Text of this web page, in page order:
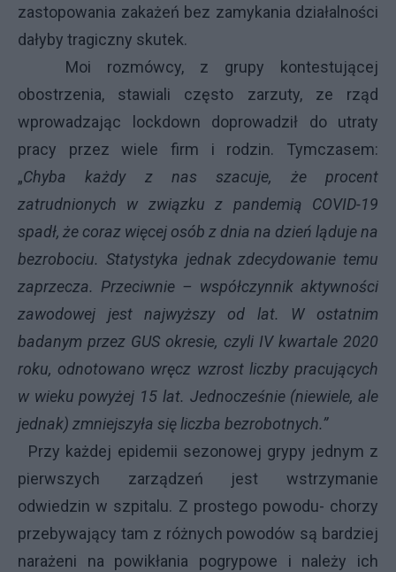
zastopowania zakażeń bez zamykania działalności
dałyby tragiczny skutek.
Moi rozmówcy, z grupy kontestującej
obostrzenia, stawiali często zarzuty, ze rząd
wprowadzając lockdown doprowadził do utraty
pracy przez wiele firm i rodzin. Tymczasem:
„Chyba każdy z nas szacuje, że procent
zatrudnionych w związku z pandemią COVID-19
spadł, że coraz więcej osób z dnia na dzień ląduje na
bezrobociu. Statystyka jednak zdecydowanie temu
zaprzecza. Przeciwnie – współczynnik aktywności
zawodowej jest najwyższy od lat. W ostatnim
badanym przez GUS okresie, czyli IV kwartale 2020
roku, odnotowano wręcz wzrost liczby pracujących
w wieku powyżej 15 lat. Jednocześnie (niewiele, ale
jednak) zmniejszyła się liczba bezrobotnych.”
Przy każdej epidemii sezonowej grypy jednym z
pierwszych zarządzeń jest wstrzymanie
odwiedzin w szpitalu. Z prostego powodu- chorzy
przebywający tam z różnych powodów są bardziej
narażeni na powikłania pogrypowe i należy ich